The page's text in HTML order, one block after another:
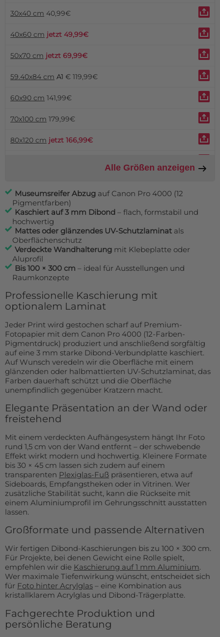
30x40 cm 40,99€
40x60 cm jetzt 49,99€
50x70 cm jetzt 69,99€
59.40x84 cm A1 € 119,99€
60x90 cm 141,99€
70x100 cm 179,99€
80x120 cm jetzt 166,99€
100x300 cm jetzt 499,95€
102x150 cm 378,99€
Alle Größen anzeigen
Museumsreifer Abzug auf Canon Pro 4000 (12
Pigmentfarben)
Kaschiert auf 3 mm Dibond – flach, formstabil und
hochwertig
Mattes oder glänzendes UV-Schutzlaminat als
Oberflächenschutz
Verdeckte Wandhalterung mit Klebeplatte oder
Aluprofil
Bis 100 × 300 cm – ideal für Ausstellungen und
Raumkonzepte
Professionelle Kaschierung mit
optionalem Laminat
Jeder Print wird gestochen scharf auf Premium-
Fotopapier mit dem Canon Pro 4000 (12-Farben-
Pigmentdruck) produziert und anschließend sorgfältig
auf eine 3 mm starke Dibond-Verbundplatte kaschiert.
Auf Wunsch veredeln wir die Oberfläche mit einem
glänzenden oder halbmattierten UV-Schutzlaminat, das
Farben dauerhaft schützt und die Oberfläche
unempfindlich gegenüber Kratzern macht.
Elegante Präsentation an der Wand oder
freistehend
Mit einem verdeckten Aufhängesystem hängt Ihr Foto
rund 1,5 cm von der Wand entfernt – der schwebende
Effekt wirkt modern und hochwertig. Kleinere Formate
bis 30 × 45 cm lassen sich zudem auf einem
transparenten Plexiglas-Fuß präsentieren, etwa auf
Sideboards, Empfangstheken oder in Vitrinen. Wer
zusätzliche Stabilität sucht, kann die Rückseite mit
einem Aluminiumprofil im Gehrungsschnitt ausstatten
lassen.
Großformate und passende Alternativen
Wir fertigen Dibond-Kaschierungen bis zu 100 × 300 cm.
Für Projekte, bei denen Gewicht eine Rolle spielt,
empfehlen wir die Kaschierung auf 1 mm Aluminium.
Wer maximale Tiefenwirkung wünscht, entscheidet sich
für Foto hinter Acrylglas – eine Kombination aus
kristallklarem Acrylglas und Dibond-Trägerplatte.
Fachgerechte Produktion und
persönliche Beratung